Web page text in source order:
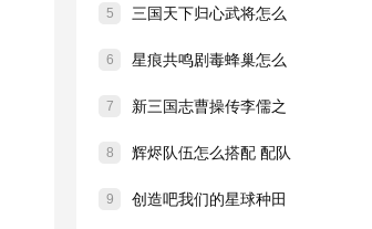
5 三国天下归心武将怎么
6 星痕共鸣剧毒蜂巢怎么
7 新三国志曹操传李儒之
8 辉烬队伍怎么搭配 配队
9 创造吧我们的星球种田